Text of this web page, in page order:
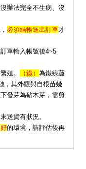
辦法完全不生病、沒
必須結帳送出訂單才
單輸入帳號後4~5
殖。 （鐵） 為鐵線蓮
其外觀與自根苗幾
發芽為砧木芽，需剪
送貨有狀況。
的環境，請評估後再